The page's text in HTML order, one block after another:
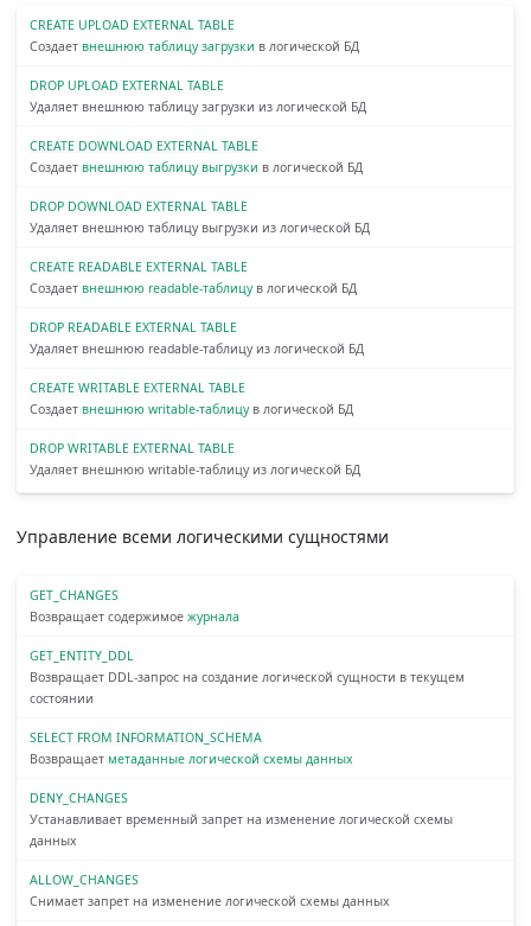
CREATE UPLOAD EXTERNAL TABLE
Создает внешнюю таблицу загрузки в логической БД
DROP UPLOAD EXTERNAL TABLE
Удаляет внешнюю таблицу загрузки из логической БД
CREATE DOWNLOAD EXTERNAL TABLE
Создает внешнюю таблицу выгрузки в логической БД
DROP DOWNLOAD EXTERNAL TABLE
Удаляет внешнюю таблицу выгрузки из логической БД
CREATE READABLE EXTERNAL TABLE
Создает внешнюю readable-таблицув логической БД
DROP READABLE EXTERNAL TABLE
Удаляет внешнюю readable-таблицу из логической БД
CREATE WRITABLE EXTERNAL TABLE
Создает внешнюю writable-таблицув логической БД
DROP WRITABLE EXTERNAL TABLE
Удаляет внешнюю writable-таблицу из логической БД
Управление всеми логическими сущностями
GET_CHANGES
Возвращает содержимое журнала
GET_ENTITY_DDL
Возвращает DDL-запрос на создание логической сущности в текущем
состоянии
SELECT FROM INFORMATION_SCHEMA
Возвращает метаданные логической схемы данных
DENY_CHANGES
Устанавливает временный запрет на изменение логической схемы
данных
ALLOW_CHANGES
Снимает запрет на изменение логической схемы данных